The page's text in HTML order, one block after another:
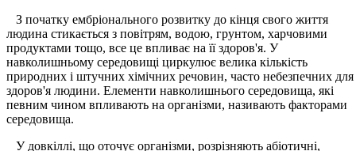
З початку ембріонального розвитку до кінця свого життя
людина стикається з повітрям, водою, грунтом, харчовими
продуктами тощо, все це впливає на її здоров'я. У
навколишньому середовищі циркулює велика кількість
природних і штучних хімічних речовин, часто небезпечних для
здоров'я людини. Елементи навколишнього середовища, які
певним чином впливають на організми, називають факторами
середовища.
У довкіллі, що оточує організми, розрізняють абіотичні,